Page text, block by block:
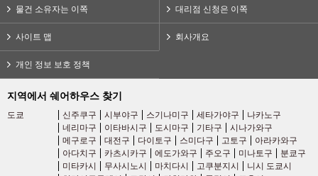
물건 소유자는 이쪽 대리점 신청은 이쪽
사이트 맵 회사개요
개인 정보 보호 정책
지역에서 쉐어하우스 찾기
도쿄 신주쿠구 시부야구 스기나미구 세타가야구
나카노구
네리마구
이타바시구 도시마구 기타구
시나가와구
메구로구
대전구 다이토구 스미다구 고토구
아라카와구
아다치구
카츠시카구 에도가와구 주오구 미나토구
분쿄구
미타카시
무사시노시 마치다시 고쿠분지시
니시 도쿄시